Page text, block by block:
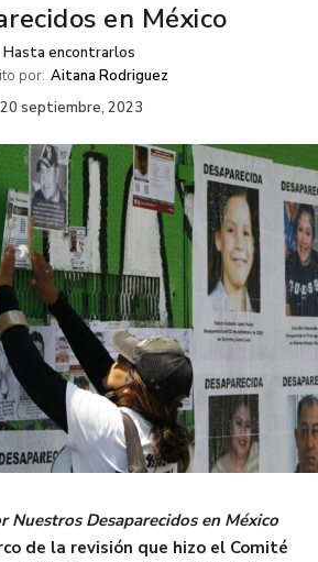
en México
Hasta encontrarlos
por: Aitana Rodriguez
20 septiembre, 2023
Desaparecidos en México
de la revisión que hizo el Comité